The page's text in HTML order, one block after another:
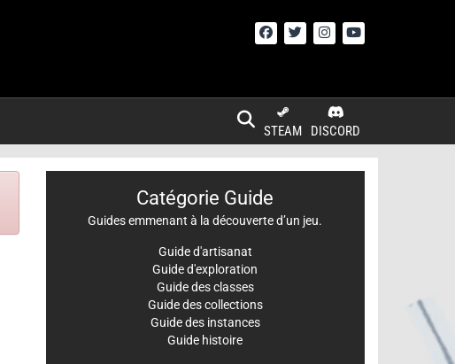
DISCORD
STEAM
Catégorie Guide
Guides emmenant à la découverte d’un jeu.
Guide d'artisanat
Guide d'exploration
Guide des classes
Guide des collections
Guide des instances
Guide histoire